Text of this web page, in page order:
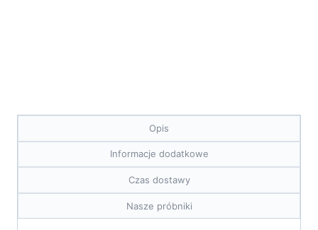
Opis
Informacje dodatkowe
Czas dostawy
Nasze próbniki